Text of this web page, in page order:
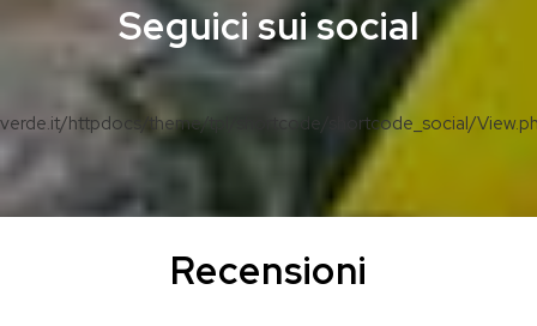
Seguici sui social
httpdocs/theme/tpl/shortcode/shortcode_social/
Recensioni